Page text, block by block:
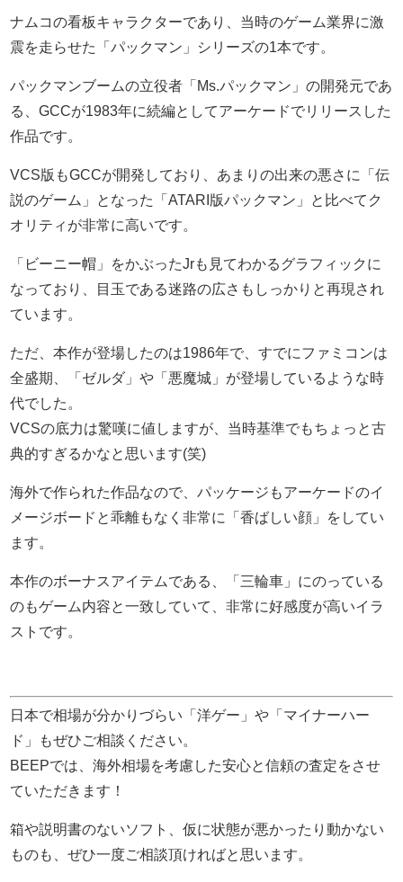
ナムコの看板キャラクターであり、当時のゲーム業界に激
震を走らせた「パックマン」シリーズの1本です。
パックマンブームの立役者「Ms.パックマン」の開発元であ
る、GCCが1983年に続編としてアーケードでリリースした
作品です。
VCS版もGCCが開発しており、あまりの出来の悪さに「伝
説のゲーム」となった「ATARI版パックマン」と比べてク
オリティが非常に高いです。
「ビーニー帽」をかぶったJrも見てわかるグラフィックに
なっており、目玉である迷路の広さもしっかりと再現され
ています。
ただ、本作が登場したのは1986年で、すでにファミコンは
全盛期、「ゼルダ」や「悪魔城」が登場しているような時
代でした。
VCSの底力は驚嘆に値しますが、当時基準でもちょっと古
典的すぎるかなと思います(笑)
海外で作られた作品なので、パッケージもアーケードのイ
メージボードと乖離もなく非常に「香ばしい顔」をしてい
ます。
本作のボーナスアイテムである、「三輪車」にのっている
のもゲーム内容と一致していて、非常に好感度が高いイラ
ストです。
日本で相場が分かりづらい「洋ゲー」や「マイナーハー
ド」もぜひご相談ください。
BEEPでは、海外相場を考慮した安心と信頼の査定をさせ
ていただきます！
箱や説明書のないソフト、仮に状態が悪かったり動かない
ものも、ぜひ一度ご相談頂ければと思います。